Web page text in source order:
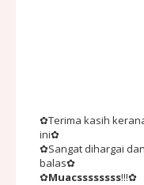
✿Terima kasih
ini✿
✿Sangat dihargai
balas✿
✿Muacssssssss!!!✿